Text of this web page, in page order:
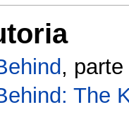
,
The